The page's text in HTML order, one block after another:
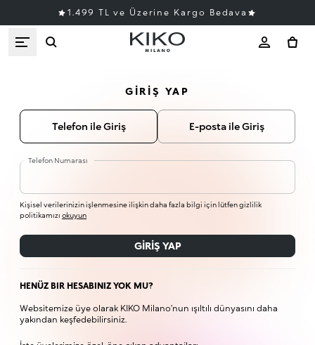
1.499 TL ve Üzerine Kargo Bedava
GIRIŞ YAP
Telefon ile Giriş E-posta ile Giriş
Telefon Numarası
Kişisel verilerinizin işlenmesine ilişkin daha fazla bilgi için lütfen gizlilik
politikamızı okuyun
GIRIŞ YAP
HENÜZ BIR HESABINIZ YOK MU?
Websitemize üye olarak KIKO Milano’nun ışıltılı dünyasını daha
yakından keşfedebilirsiniz.